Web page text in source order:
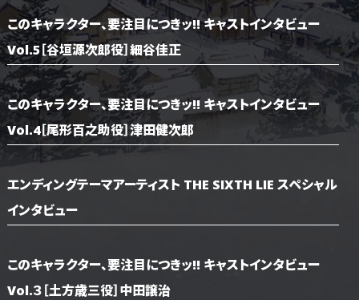
このキャラクター、要注目につきッ!! キャストインタビュー
Vol.5［谷垣源次郎役］細谷佳正
このキャラクター、要注目につきッ!! キャストインタビュー
Vol.4［尾形百之助役］津田健次郎
エンディングテーマアーティスト THE SIXTH LIE スペシャル
インタビュー
このキャラクター、要注目につきッ!! キャストインタビュー
Vol.３［土方歳三役］中田譲治